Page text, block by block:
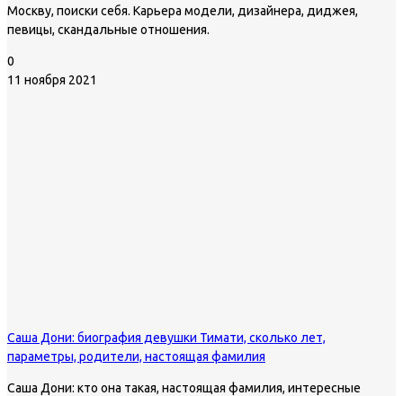
Москву, поиски себя. Карьера модели, дизайнера, диджея,
певицы, скандальные отношения.
0
11 ноября 2021
Саша Дони: биография девушки Тимати, сколько лет,
параметры, родители, настоящая фамилия
Саша Дони: кто она такая, настоящая фамилия, интересные